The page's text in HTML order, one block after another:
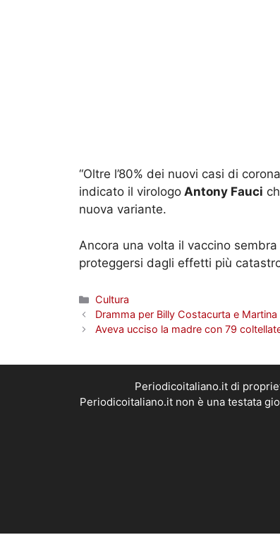
“Oltre l’80% dei nuovi casi di
indicato il virologo
Antony Fauci
nuova variante.
Ancora una volta il vaccino sembra
proteggersi dagli effetti più
Dramma per Billy Costacurta e
Aveva ucciso la madre con 79
Periodicoitaliano.it di
Periodicoitaliano.it non è una testata